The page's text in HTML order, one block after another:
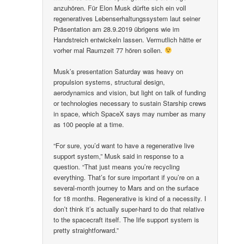
anzuhören. Für Elon Musk dürfte sich ein voll
regeneratives Lebenserhaltungssystem laut seiner
Präsentation am 28.9.2019 übrigens wie im
Handstreich entwickeln lassen. Vermutlich hätte er
vorher mal Raumzeit 77 hören sollen.
Musk’s presentation Saturday was heavy on
propulsion systems, structural design,
aerodynamics and vision, but light on talk of funding
or technologies necessary to sustain Starship crews
in space, which SpaceX says may number as many
as 100 people at a time.
“For sure, you’d want to have a regenerative live
support system,” Musk said in response to a
question. “That just means you’re recycling
everything. That’s for sure important if you’re on a
several-month journey to Mars and on the surface
for 18 months. Regenerative is kind of a necessity. I
don’t think it’s actually super-hard to do that relative
to the spacecraft itself. The life support system is
pretty straightforward.”